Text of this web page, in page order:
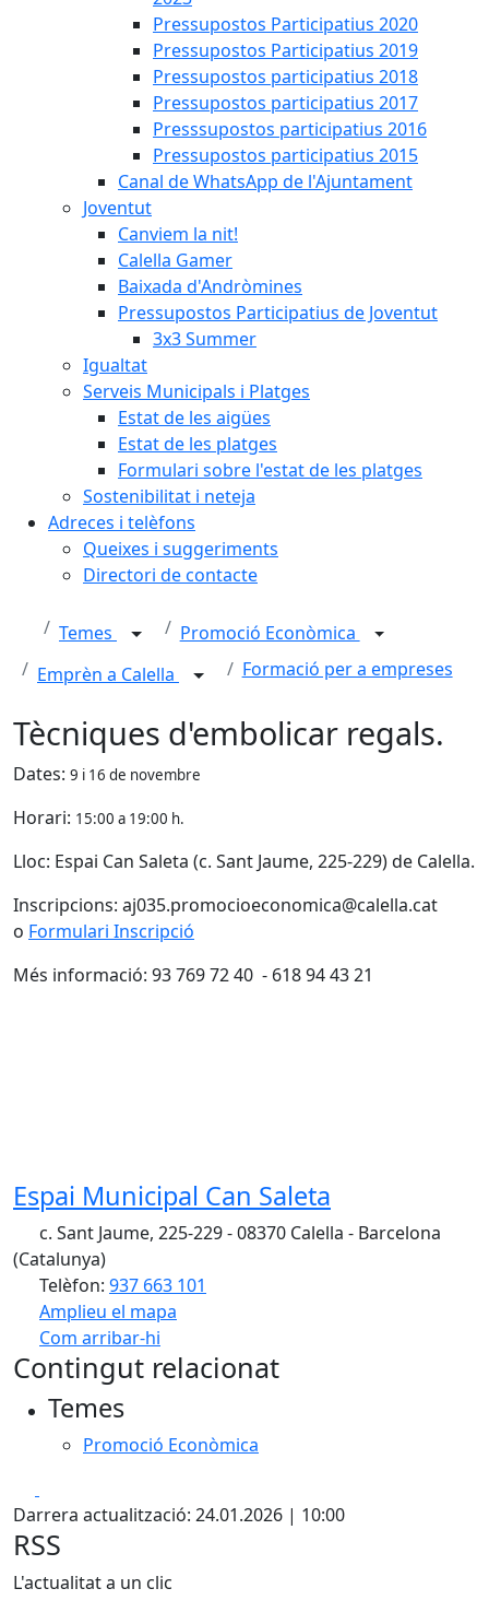
Pressupostos Participatius 2020
Pressupostos Participatius 2019
Pressupostos participatius 2018
Pressupostos participatius 2017
Presssupostos participatius 2016
Pressupostos participatius 2015
Canal de WhatsApp de l'Ajuntament
Joventut
Canviem la nit!
Calella Gamer
Baixada d'Andròmines
Pressupostos Participatius de Joventut
3x3 Summer
Igualtat
Serveis Municipals i Platges
Estat de les aigües
Estat de les platges
Formulari sobre l'estat de les platges
Sostenibilitat i neteja
Adreces i telèfons
Queixes i suggeriments
Directori de contacte
Temes
Promoció Econòmica
Emprèn a Calella
Formació per a empreses
Tècniques d'embolicar regals.
Dates: 9 i 16 de novembre
Horari: 15:00 a 19:00 h.
Lloc: Espai Can Saleta (c. Sant Jaume, 225-229) de Calella.
Inscripcions: aj035.promocioeconomica@calella.cat
o Formulari Inscripció
Més informació: 93 769 72 40 - 618 94 43 21
Espai Municipal Can Saleta
c. Sant Jaume, 225-229 - 08370 Calella - Barcelona
(Catalunya)
Telèfon: 937 663 101
Amplieu el mapa
Com arribar-hi
+
Contingut relacionat
Temes
Promoció Econòmica
Darrera actualització: 24.01.2026 | 10:00
RSS
L'actualitat a un clic